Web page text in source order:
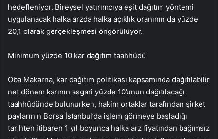
hedefleniyor. Bireysel yatırımcıya eşit dağıtım yöntemi
uygulanacak halka arzda halka açıklık oranının da yüzde
20,1 olarak gerçekleşmesi öngörülüyor.
Minimum yüzde 10 kar dağıtım taahhüdü
Oba Makarna, kar dağıtım politikası kapsamında dağıtılabilir
net dönem karının asgari yüzde 10’unun dağıtılacağı
taahhüdünde bulunurken, hakim ortaklar tarafından şirket
paylarının Borsa İstanbul’da işlem görmeye başladığı
tarihten itibaren 1 yıl boyunca halka arz fiyatından bağımsız